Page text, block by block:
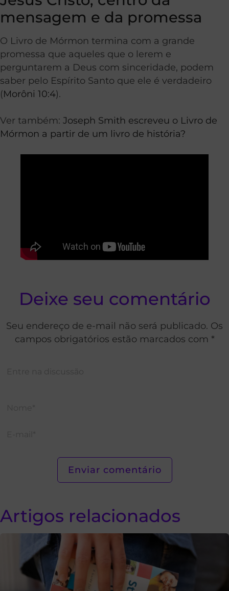
mensagem e da promessa
O Livro de Mórmon termina com a grande
promessa que aqueles que o lerem e
perguntarem a Deus com sinceridade, podem
saber pelo Espírito Santo que ele é verdadeiro
(Morôni 10:4).
Ver também: Joseph Smith escreveu o Livro de
Mórmon a partir de um livro de história?
Deixe seu comentário
Seu endereço de e-mail não será publicado. Os
campos obrigatórios estão marcados com *
Artigos relacionados